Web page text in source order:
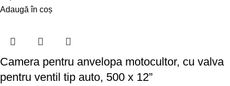
Adaugă în coș
Camera pentru anvelopa motocultor, cu valva
pentru ventil tip auto, 500 x 12”